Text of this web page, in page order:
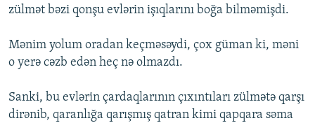
zülmət bəzi qonşu evlərin işıqlarını boğa bilməmişdi.
Mənim yolum oradan keçməsəydi, çox güman ki, məni
o yerə cəzb edən heç nə olmazdı.
Sanki, bu evlərin çardaqlarının çıxıntıları zülmətə qarşı
dirənib, qaranlığa qarışmış qatran kimi qapqara səma